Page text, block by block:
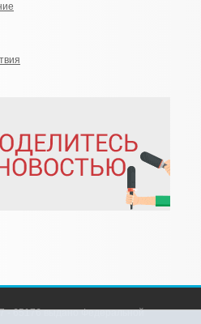
65176 выдано Федеральной